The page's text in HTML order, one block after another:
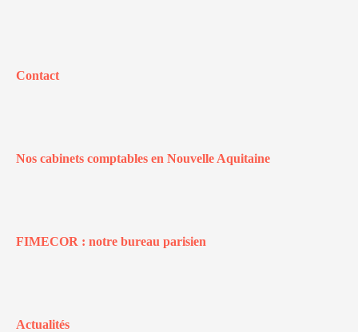
Contact
Nos cabinets comptables en Nouvelle Aquitaine
FIMECOR : notre bureau parisien
Actualités